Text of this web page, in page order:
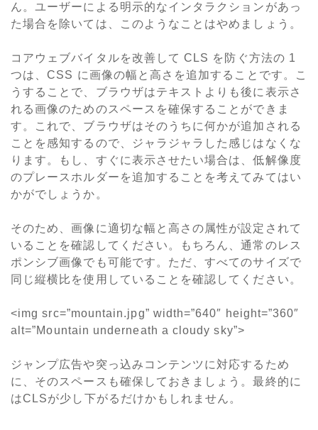
ん。ユーザーによる明示的なインタラクションがあっ
た場合を除いては、このようなことはやめましょう。
コアウェブバイタルを改善して CLS を防ぐ方法の 1
つは、CSS に画像の幅と高さを追加することです。こ
うすることで、ブラウザはテキストよりも後に表示さ
れる画像のためのスペースを確保することができま
す。これで、ブラウザはそのうちに何かが追加される
ことを感知するので、ジャラジャラした感じはなくな
ります。もし、すぐに表示させたい場合は、低解像度
のプレースホルダーを追加することを考えてみてはい
かがでしょうか。
そのため、画像に適切な幅と高さの属性が設定されて
いることを確認してください。もちろん、通常のレス
ポンシブ画像でも可能です。ただ、すべてのサイズで
同じ縦横比を使用していることを確認してください。
<img src=”mountain.jpg” width=”640″ height=”360″
alt=”Mountain underneath a cloudy sky”>
ジャンプ広告や突っ込みコンテンツに対応するため
に、そのスペースも確保しておきましょう。最終的に
はCLSが少し下がるだけかもしれません。